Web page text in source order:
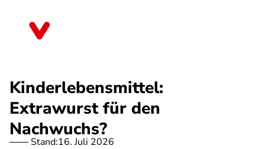
Kinderlebensmittel:
Extrawurst für den
Nachwuchs?
Stand:16. Juli 2026